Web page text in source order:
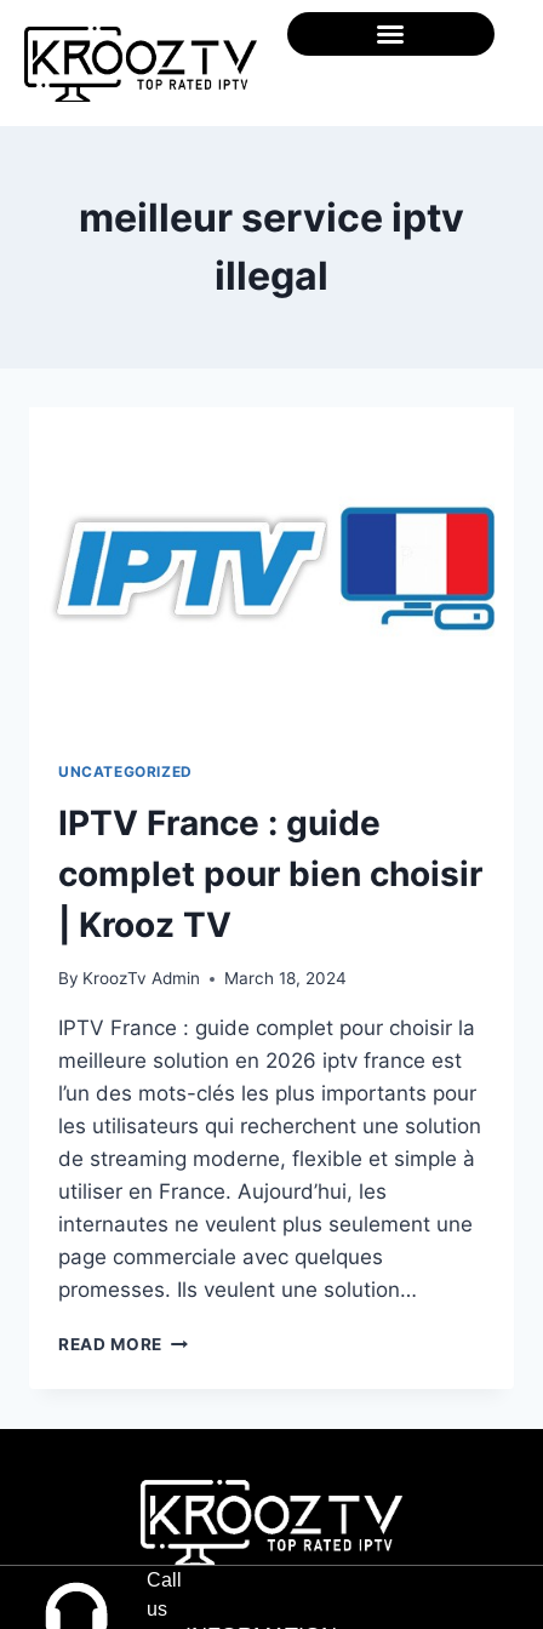
meilleur service iptv
illegal
UNCATEGORIZED
IPTV France : guide
complet pour bien choisir
| Krooz TV
By KroozTv Admin March 18, 2024
IPTV France : guide complet pour choisir la
meilleure solution en 2026 iptv france est
l’un des mots-clés les plus importants pour
les utilisateurs qui recherchent une solution
de streaming moderne, flexible et simple à
utiliser en France. Aujourd’hui, les
internautes ne veulent plus seulement une
page commerciale avec quelques
promesses. Ils veulent une solution…
READ MORE
Call
us